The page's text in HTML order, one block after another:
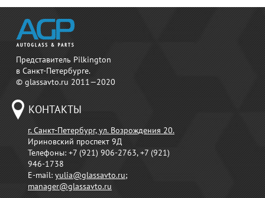
Представитель Pilkington
в Санкт-Петербурге.
© glassavto.ru 2011—2020
КОНТАКТЫ
г. Санкт-Петербург, ул. Возрождения 20.
Ириновский проспект 9Д
Телефоны:+7 (921) 906-2763, +7 (921)
946-1738
E-mail:yulia@glassavto.ru;
manager@glassavto.ru